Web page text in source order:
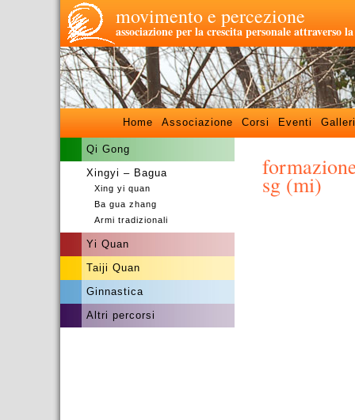
movimento e percezione
associazione per la crescita personale attraverso
Home Associazione Corsi Eventi
Qi Gong
Xingyi – Bagua
Xing yi quan
Ba gua zhang
Armi tradizionali
Yi Quan
Taiji Quan
Ginnastica
Altri percorsi
sg (mi)